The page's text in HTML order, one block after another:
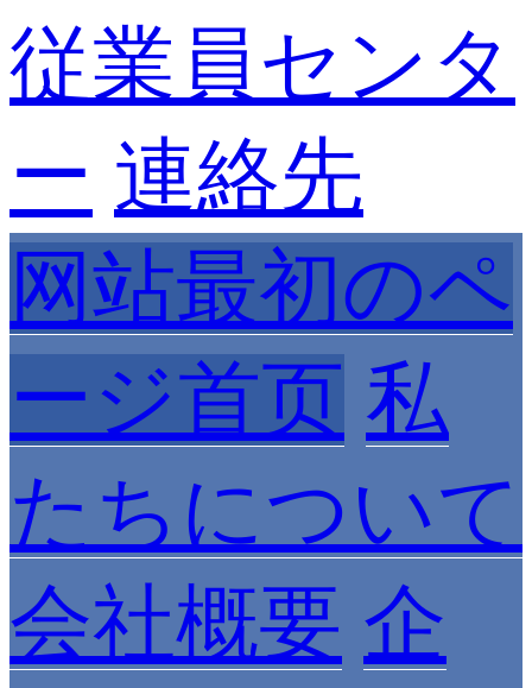
従業員センタ
ー 連絡先
网站最初のペ
ージ首页 私
たちについて
会社概要 企